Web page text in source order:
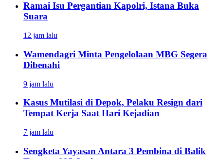
Ramai Isu Pergantian Kapolri, Istana Buka
Suara
12 jam lalu
Wamendagri Minta Pengelolaan MBG Segera
Dibenahi
9 jam lalu
Kasus Mutilasi di Depok, Pelaku Resign dari
Tempat Kerja Saat Hari Kejadian
7 jam lalu
Sengketa Yayasan Antara 3 Pembina di Balik